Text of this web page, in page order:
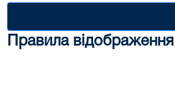
Правила відображення